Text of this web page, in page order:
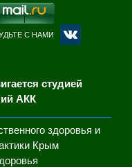
С НАМИ
студией
АКК
здоровья и
Крым